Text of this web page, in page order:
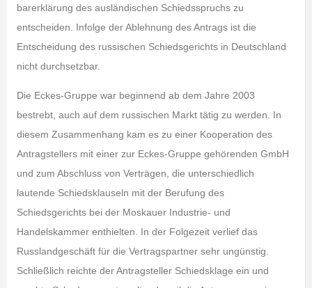
barerklärung des ausländischen Schiedsspruchs zu
entscheiden. Infolge der Ablehnung des Antrags ist die
Entscheidung des russischen Schiedsgerichts in Deutschland
nicht durchsetzbar.
Die Eckes-Gruppe war beginnend ab dem Jahre 2003
bestrebt, auch auf dem russischen Markt tätig zu werden. In
diesem Zusammenhang kam es zu einer Kooperation des
Antragstellers mit einer zur Eckes-Gruppe gehörenden GmbH
und zum Abschluss von Verträgen, die unterschiedlich
lautende Schiedsklauseln mit der Berufung des
Schiedsgerichts bei der Moskauer Industrie- und
Handelskammer enthielten. In der Folgezeit verlief das
Russlandgeschäft für die Vertragspartner sehr ungünstig.
Schließlich reichte der Antragsteller Schiedsklage ein und